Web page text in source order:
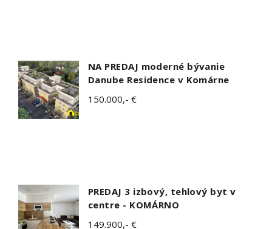
NA PREDAJ moderné bývanie
Danube Residence v Komárne
150.000,- €
PREDAJ 3 izbový, tehlový byt v
centre - KOMÁRNO
149.900,- €